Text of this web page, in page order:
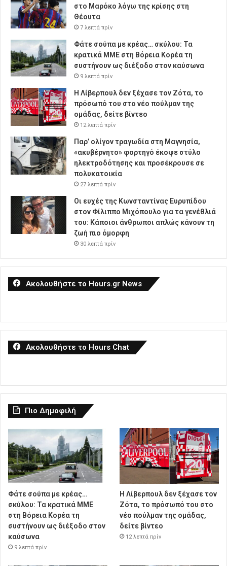
στο Μαρόκο λόγω της κρίσης στη
Θέουτα
7 λεπτά πρίν
Φάτε σούπα με κρέας… σκύλου: Τα
κρατικά ΜΜΕ στη Βόρεια Κορέα τη
συστήνουν ως διέξοδο στον καύσωνα
9 λεπτά πρίν
Η Λίβερπουλ δεν ξέχασε τον Ζότα, το
πρόσωπό του στο νέο πούλμαν της
ομάδας, δείτε βίντεο
12 λεπτά πρίν
Παρ’ ολίγον τραγωδία στη Μαγνησία,
«ακυβέρνητο» φορτηγό έκοψε στύλο
ηλεκτροδότησης και προσέκρουσε σε
πολυκατοικία
27 λεπτά πρίν
Οι ευχές της Κωνσταντίνας Ευρυπίδου
στον Φίλιππο Μιχόπουλο για τα γενέθλιά
του: Κάποιοι άνθρωποι απλώς κάνουν τη
ζωή πιο όμορφη
30 λεπτά πρίν
Ακολουθήστε το Hours.gr News
Ακολουθήστε το Hours Chat
Πιο Δημοφιλή
Φάτε σούπα με κρέας…
σκύλου: Τα κρατικά ΜΜΕ
στη Βόρεια Κορέα τη
συστήνουν ως διέξοδο στον
καύσωνα
9 λεπτά πρίν
Η Λίβερπουλ δεν ξέχασε τον
Ζότα, το πρόσωπό του στο
νέο πούλμαν της ομάδας,
δείτε βίντεο
12 λεπτά πρίν